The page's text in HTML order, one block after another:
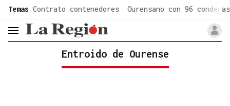
Temas Contrato contenedores Ourensano con 96 condenas
header.menu.open
Entroido de Ourense